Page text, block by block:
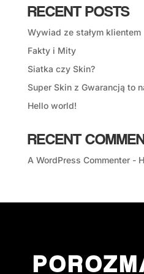
RECENT POSTS
Wywiad ze stałym klientem
Fakty i Mity
Siatka czy Skin?
Super Skin z Gwarancją to
Hello world!
RECENT
A WordPress Commenter-